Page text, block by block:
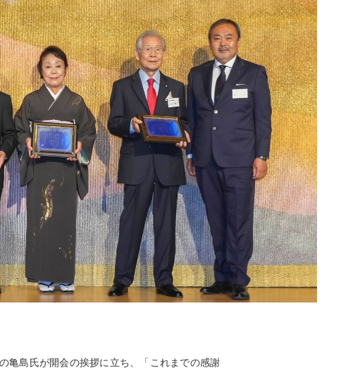
亀島氏が開会の挨拶に立ち、「これまでの感謝